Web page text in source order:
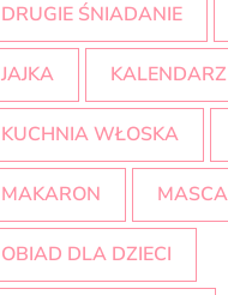
DRUGIE ŚNIADANIE
JAJKA
KUCHNIA WŁOSKA
MAKARON
OBIAD DLA DZIECI